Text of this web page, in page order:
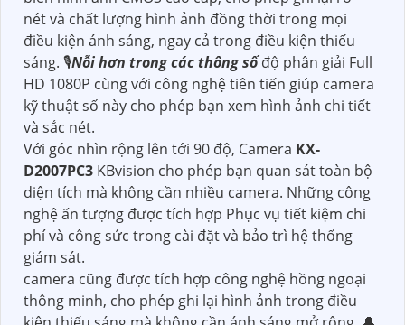
nét và chất lượng hình ảnh đồng thời trong mọi
điều kiện ánh sáng, ngay cả trong điều kiện thiếu
sáng. 🎙Nỗi hơn trong các thông sốđộ phân giải Full
HD 1080P cùng với công nghệ tiên tiến giúp camera
kỹ thuật số này cho phép bạn xem hình ảnh chi tiết
và sắc nét.
Với góc nhìn rộng lên tới 90 độ, Camera KX-
D2007PC3 KBvision cho phép bạn quan sát toàn bộ
diện tích mà không cần nhiều camera. Những công
nghệ ấn tượng được tích hợp Phục vụ tiết kiệm chi
phí và công sức trong cài đặt và bảo trì hệ thống
giám sát.
camera cũng được tích hợp công nghệ hồng ngoại
thông minh, cho phép ghi lại hình ảnh trong điều